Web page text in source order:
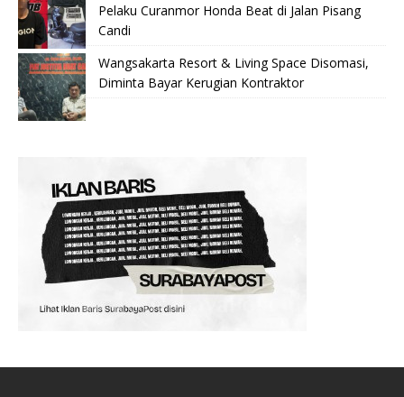
Pelaku Curanmor Honda Beat di Jalan Pisang
Candi
Wangsakarta Resort & Living Space Disomasi,
Diminta Bayar Kerugian Kontraktor